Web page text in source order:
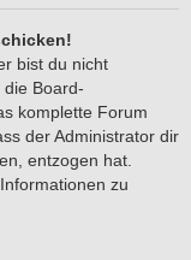
bist du nicht
Board-
komplette Forum
der Administrator dir
entzogen hat.
zu